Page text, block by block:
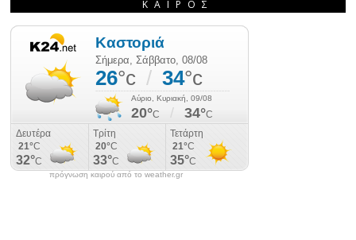
ΚΑΙΡΌΣ
πρόγνωση καιρού από το weather.gr